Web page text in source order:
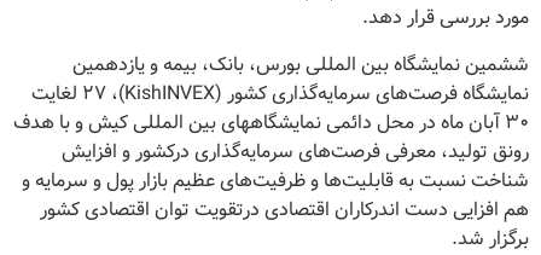
مورد بررسی قرار دهد.
ششمین نمایشگاه بین المللی بورس، بانک، بیمه و یازدهمین
نمایشگاه فرصت‌های سرمایه‌گذاری کشور (KishINVEX)، ۲۷ لغایت
۳۰ آبان ماه در محل دائمی نمایشگاههای بین المللی کیش و با هدف
رونق تولید، معرفی فرصت‌های سرمایه‌گذاری درکشور و افزایش
شناخت نسبت به قابلیت‌ها و ظرفیت‌های عظیم بازار پول و سرمایه و
هم افزایی دست اندرکاران اقتصادی درتقویت توان اقتصادی کشور
برگزار شد.